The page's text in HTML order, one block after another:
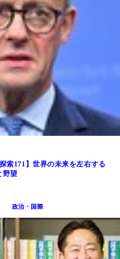
索171】世界の未来を左右する
野望
政治・国際